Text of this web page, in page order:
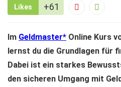
Likes +61
Im Geldmaster Online Kurs
lernst du die Grundlagen für
Dabei ist ein starkes
den sicheren Umgang mit